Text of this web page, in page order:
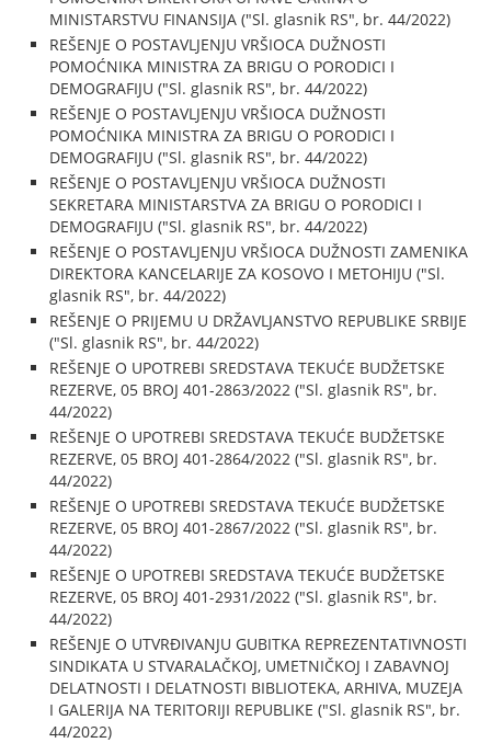
MINISTARSTVU FINANSIJA ("Sl. glasnik RS", br. 44/2022)
REŠENJE O POSTAVLJENJU VRŠIOCA DUŽNOSTI
POMOĆNIKA MINISTRA ZA BRIGU O PORODICI I
DEMOGRAFIJU ("Sl. glasnik RS", br. 44/2022)
REŠENJE O POSTAVLJENJU VRŠIOCA DUŽNOSTI
POMOĆNIKA MINISTRA ZA BRIGU O PORODICI I
DEMOGRAFIJU ("Sl. glasnik RS", br. 44/2022)
REŠENJE O POSTAVLJENJU VRŠIOCA DUŽNOSTI
SEKRETARA MINISTARSTVA ZA BRIGU O PORODICI I
DEMOGRAFIJU ("Sl. glasnik RS", br. 44/2022)
REŠENJE O POSTAVLJENJU VRŠIOCA DUŽNOSTI ZAMENIKA
DIREKTORA KANCELARIJE ZA KOSOVO I METOHIJU ("Sl.
glasnik RS", br. 44/2022)
REŠENJE O PRIJEMU U DRŽAVLJANSTVO REPUBLIKE SRBIJE
("Sl. glasnik RS", br. 44/2022)
REŠENJE O UPOTREBI SREDSTAVA TEKUĆE BUDŽETSKE
REZERVE, 05 BROJ 401-2863/2022 ("Sl. glasnik RS", br.
44/2022)
REŠENJE O UPOTREBI SREDSTAVA TEKUĆE BUDŽETSKE
REZERVE, 05 BROJ 401-2864/2022 ("Sl. glasnik RS", br.
44/2022)
REŠENJE O UPOTREBI SREDSTAVA TEKUĆE BUDŽETSKE
REZERVE, 05 BROJ 401-2867/2022 ("Sl. glasnik RS", br.
44/2022)
REŠENJE O UPOTREBI SREDSTAVA TEKUĆE BUDŽETSKE
REZERVE, 05 BROJ 401-2931/2022 ("Sl. glasnik RS", br.
44/2022)
REŠENJE O UTVRĐIVANJU GUBITKA REPREZENTATIVNOSTI
SINDIKATA U STVARALAČKOJ, UMETNIČKOJ I ZABAVNOJ
DELATNOSTI I DELATNOSTI BIBLIOTEKA, ARHIVA, MUZEJA
I GALERIJA NA TERITORIJI REPUBLIKE ("Sl. glasnik RS", br.
44/2022)